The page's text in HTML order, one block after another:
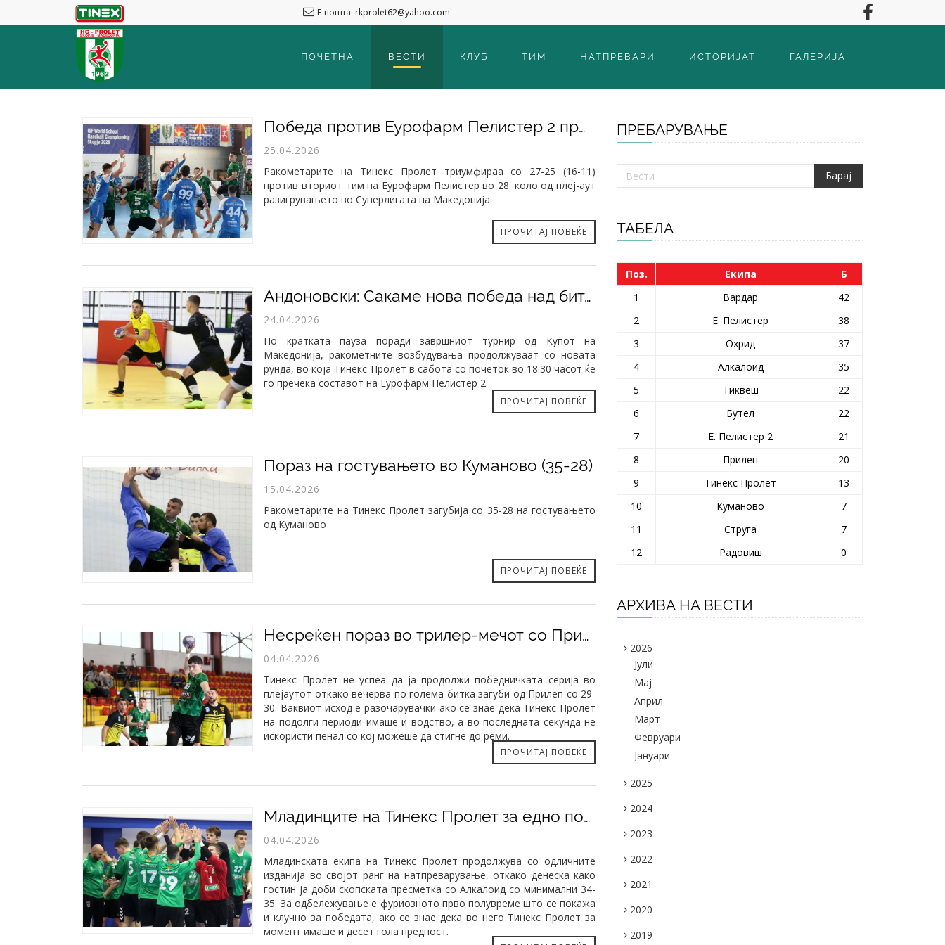
Е-пошта: rkprolet62@yahoo.com
ПОЧЕТНА ВЕСТИ КЛУБ ТИМ НАТПРЕВАРИ ИСТОРИЈАТ ГАЛЕРИЈА
Победа против Еурофарм Пелистер 2 пред своите навивачи (27-25)
25.04.2026
Ракометарите на Тинекс Пролет триумфираа со 27-25 (16-11)
против вториот тим на Еурофарм Пелистер во 28. коло од плеј-аут
разигрувањето во Суперлигата на Македонија.
ПРОЧИТАЈ ПОВЕЌЕ
Андоновски: Сакаме нова победа над битолчани
24.04.2026
По кратката пауза поради завршниот турнир од Купот на
Македонија, ракометните возбудувања продолжуваат со новата
рунда, во која Тинекс Пролет в сабота со почеток во 18.30 часот ќе
го пречека составот на Еурофарм Пелистер 2.
ПРОЧИТАЈ ПОВЕЌЕ
Пораз на гостувањето во Куманово (35-28)
15.04.2026
Ракометарите на Тинекс Пролет загубија со 35-28 на гостувањето
од Куманово
ПРОЧИТАЈ ПОВЕЌЕ
​Несреќен пораз во трилер-мечот со Прилеп
04.04.2026
Тинекс Пролет не успеа да ја продолжи победничката серија во
плејаутот откако вечерва по голема битка загуби од Прилеп со 29-
30. Ваквиот исход е разочарувачки ако се знае дека Тинекс Пролет
на подолги периоди имаше и водство, а во последната секунда не
искористи пенал со кој можеше да стигне до реми.
ПРОЧИТАЈ ПОВЕЌЕ
​Младинците на Тинекс Пролет за едно полувреме го растурија Алкалоид
04.04.2026
Младинската екипа на Тинекс Пролет продолжува со одличните
изданија во својот ранг на натпреварување, откако денеска како
гостин ја доби скопската пресметка со Алкалоид со минимални 34-
35. За одбележување е фуриозното прво полувреме што се покажа
и клучно за победата, ако се знае дека во него Тинекс Пролет за
момент имаше и десет гола предност.
ПРЕБАРУВАЊЕ
ТАБЕЛА
Поз. Екипа
Б
1
Вардар
42
2
Е. Пелистер
38
3
Охрид
37
4
Алкалоид
35
5
Тиквеш
22
6
Бутел
22
7
Е. Пелистер 2
21
8
Прилеп
20
9
Тинекс Пролет
13
10
Куманово
7
11
Струга
7
12
Радовиш 0
АРХИВА НА ВЕСТИ
2026
Јули
Maj
Април
Март
Февруари
Јануари
2025
2024
2023
2022
2021
2020
2019